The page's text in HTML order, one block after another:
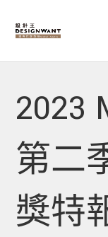
2023
第二
獎特